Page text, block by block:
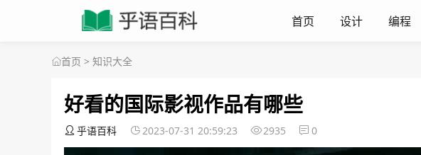
首页 设计 编程
首页 > 知识大全
好看的国际影视作品有哪些
乎语百科 2023-07-31 20:59:23 2935 0